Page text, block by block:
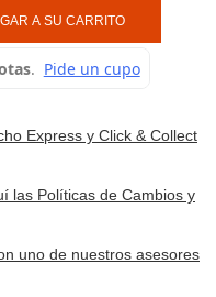
A SU CARRITO
Express y Click & Collect
las Políticas de Cambios y
uno de nuestros asesores